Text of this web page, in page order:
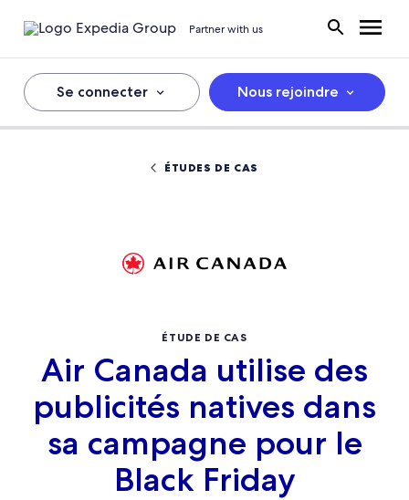
Partner with us
Se connecter Nous rejoindre
ÉTUDES DE CAS
ÉTUDE DE CAS
Air Canada utilise des
publicités natives dans
sa campagne pour le
Black Friday